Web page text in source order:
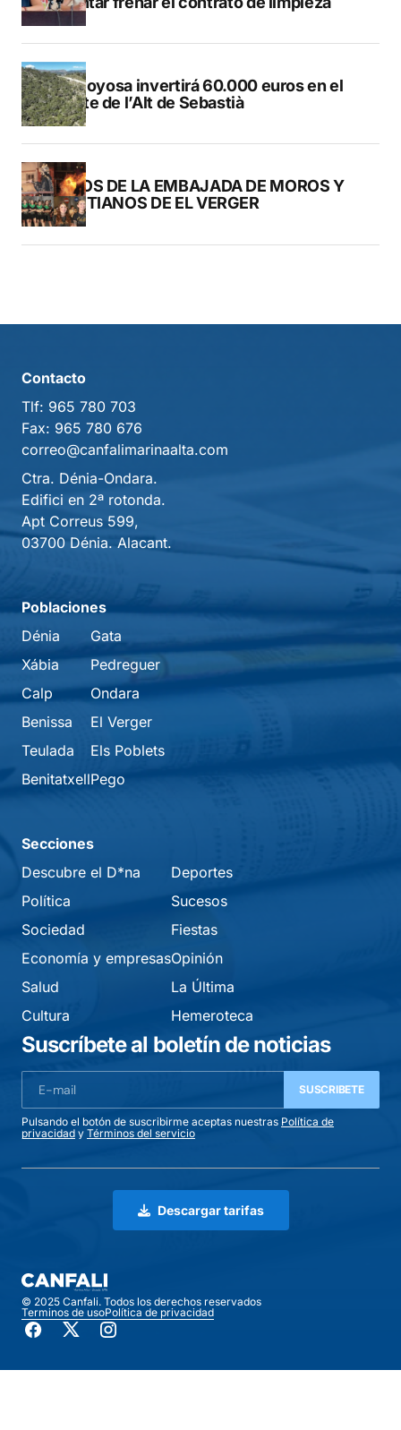
Villajoyosa invertirá 60.000 euros en el
monte de l’Alt de Sebastià
FOTOS DE LA EMBAJADA DE MOROS Y
CRISTIANOS DE EL VERGER
Contacto
Tlf: 965 780 703
Fax: 965 780 676
correo@canfalimarinaalta.com
Ctra. Dénia-Ondara.
Edifici en 2ª rotonda.
Apt Correus 599,
03700 Dénia. Alacant.
Poblaciones
Dénia
Xábia
Calp
Benissa
Teulada
Benitatxell
Gata
Pedreguer
Ondara
El Verger
Els Poblets
Pego
Secciones
Descubre el D*na
Política
Sociedad
Economía y empresas
Salud
Cultura
Deportes
Sucesos
Fiestas
Opinión
La Última
Hemeroteca
Suscríbete al boletín de noticias
SUSCRIBETE
Pulsando el botón de suscribirme aceptas nuestras Política de
privacidad y Términos del servicio
Descargar tarifas
© 2025 Canfali. Todos los derechos reservados
Terminos de usoPolítica de privacidad